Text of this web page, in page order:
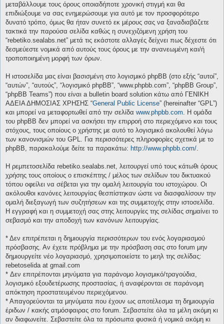
μεταβάλλουμε τους όρους οποιαδήποτε χρονική στιγμή και θα
επιδιώξουμε να σας ενημερώσουμε για αυτό με τον προσφορότερο
δυνατό τρόπο, όμως θα ήταν συνετό εκ μέρους σας να ξαναδιαβάζετε
τακτικά την παρούσα σελίδα καθώς η συνεχιζόμενη χρήση του
“rebetiko.sealabs.net” μετά τις εκάστοτε αλλαγές δείχνει πως δέχεστε ότι
δεσμεύεστε νομικά από αυτούς τους όρους με την ανανεωμένη και/ή
τροποποιημένη μορφή των όρων.
Η ιστοσελίδα μας είναι βασισμένη στο λογισμικό phpBB (στο εξής “αυτοί”,
“αυτών”, “αυτούς”, “λογισμικό phpBB”, “www.phpbb.com”, “phpBB Group”,
“phpBB Teams”) που είναι a bulletin board solution κάτω από ΓΕΝΙΚΗ
ΑΔΕΙΑ ΔΗΜΟΣΙΑΣ ΧΡΗΣΗΣ “General Public License” (hereinafter “GPL”)
και μπορεί να μεταφορτωθεί από την σελίδα www.phpbb.com. Η ομάδα
του phpBB δεν μπορεί να ασκήσει την επιρροή στο περιεχόμενο και τους
στόχους, τους οποίους ο χρήστης με αυτό το λογισμικό ακολουθεί λόγω
των κανονισμών του GPL. Για περισσότερες πληροφορίες σχετικά με το
phpBB, παρακαλούμε δείτε τα παρακάτω: http://www.phpbb.com/.
Η ρεμπετοσελίδα rebetiko.sealabs.net, λειτουργεί υπό τους κάτωθι όρους
χρήσης τους οποίους ο επισκέπτης / μέλος των σελίδων του δικτυακού
τόπου οφείλει να σέβεται για την ομαλή λειτουργία του ιστοχώρου. Οι
ακόλουθοι κανόνες λειτουργίας θεσπίστηκαν ώστε να διασφαλίσουν την
ομαλή διεξαγωγή των συζητήσεων και της συμμετοχής στην ιστοσελίδα.
Η εγγραφή και η συμμετοχή σας στης λειτουργίες της σελίδας σημαίνει το
σεβασμό και την αποδοχή των κανόνων λειτουργίας.
* Δεν επιτρέπεται η δημιουργία περισσότερων του ενός λογαριασμού
πρόσβασης. Αν έχετε πρόβλημα με την πρόσβαση σας στο forum μην
δημιουργείτε νέο λογαριασμό, χρησιμοποιείστε το μεηλ της σελίδας:
rebetoselida at gmail.com
* Δεν επιτρέπονται μηνύματα για παράνομο λογισμικό/τραγούδια,
λογισμικό εξουδετέρωσης προστασίας, ή αναφέρονται σε παράνομη
απόκτηση προστατευμένου περιεχόμενου.
* Απαγορεύονται τα μηνύματα που έχουν ως αποτέλεσμα τη δημιουργία
έριδων / κακής ατμόσφαιρας στο forum. Σεβαστείτε όλα τα μέλη ακόμη κι
αν διαφωνείτε. Σεβαστείτε όλα τα πρόσωπα φυσικά ή νομικά ακόμη κι